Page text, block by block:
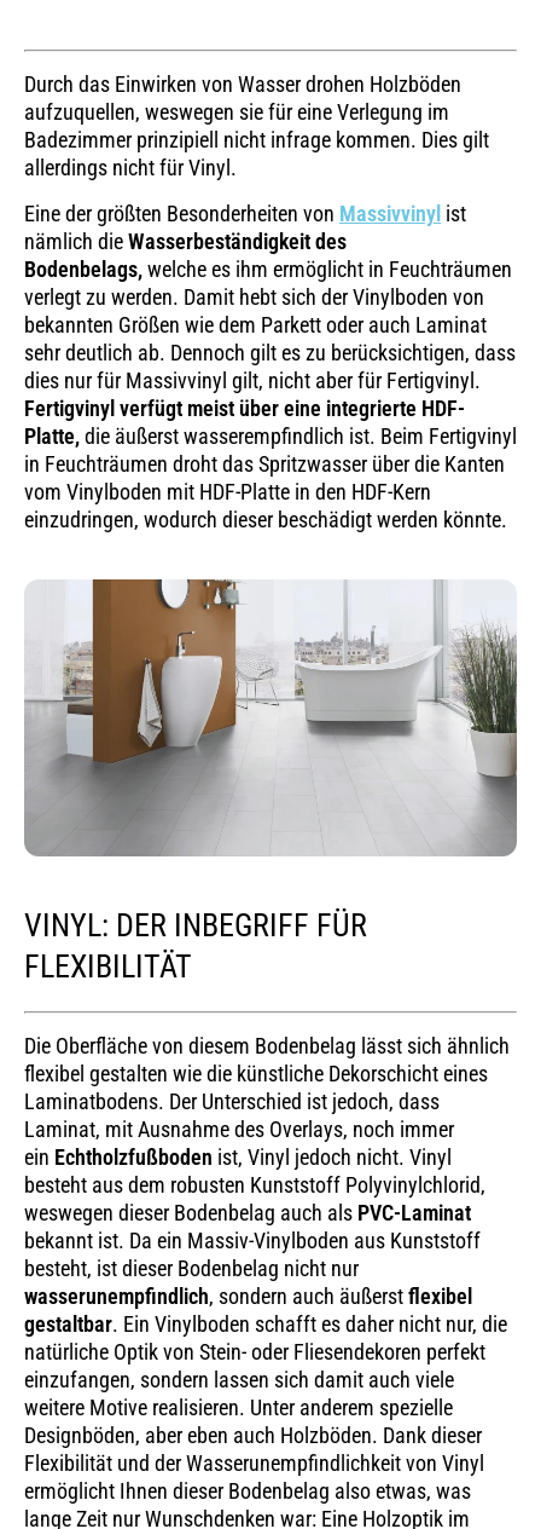
Durch das Einwirken von Wasser drohen Holzböden
aufzuquellen, weswegen sie für eine Verlegung im
Badezimmer prinzipiell nicht infrage kommen. Dies gilt
allerdings nicht für Vinyl.
Eine der größten Besonderheiten von Massivvinyl ist
nämlich dieWasserbeständigkeit des
Bodenbelags,welche es ihm ermöglicht in Feuchträumen
verlegt zu werden. Damit hebt sich der Vinylboden von
bekannten Größen wie dem Parkett oder auch Laminat
sehr deutlich ab. Dennoch gilt es zu berücksichtigen, dass
dies nur für Massivvinyl gilt, nicht aber für Fertigvinyl.
Fertigvinyl verfügt meist über eine integrierte HDF-
Platte,die äußerst wasserempfindlich ist. Beim Fertigvinyl
in Feuchträumen droht das Spritzwasser über die Kanten
vom Vinylboden mit HDF-Platte in den HDF-Kern
einzudringen, wodurch dieser beschädigt werden könnte.
VINYL: DER INBEGRIFF FÜR
FLEXIBILITÄT
Die Oberfläche von diesem Bodenbelag lässt sich ähnlich
flexibel gestalten wie die künstliche Dekorschicht eines
Laminatbodens. Der Unterschied ist jedoch, dass
Laminat, mit Ausnahme des Overlays, noch immer
ein Echtholzfußboden ist, Vinyl jedoch nicht. Vinyl
besteht aus dem robusten Kunststoff Polyvinylchlorid,
weswegen dieser Bodenbelag auch als PVC-Laminat
bekannt ist. Da ein Massiv-Vinylboden aus Kunststoff
besteht, ist dieser Bodenbelag nicht nur
wasserunempfindlich, sondern auch äußerstflexibel
gestaltbar. Ein Vinylboden schafft es daher nicht nur, die
natürliche Optik von Stein- oder Fliesendekoren perfekt
einzufangen, sondern lassen sich damit auch viele
weitere Motive realisieren. Unter anderem spezielle
Designböden, aber eben auch Holzböden. Dank dieser
Flexibilität und der Wasserunempfindlichkeit von Vinyl
ermöglicht Ihnen dieser Bodenbelag also etwas, was
lange Zeit nur Wunschdenken war: Eine Holzoptik im